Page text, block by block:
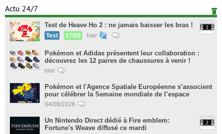
Actu 24/7
Test de Heave Ho 2 : ne jamais baisser les bras !
Test 17/20 hier
Pokémon et Adidas présentent leur collaboration :
découvrez les 12 paires de chaussures à venir !
hier
Pokémon et l'Agence Spatiale Européenne s’associent
pour célébrer la Semaine mondiale de l’espace
04/08/2026
Un Nintendo Direct dédié à Fire emblem:
Fortune's Weave diffusé ce mardi